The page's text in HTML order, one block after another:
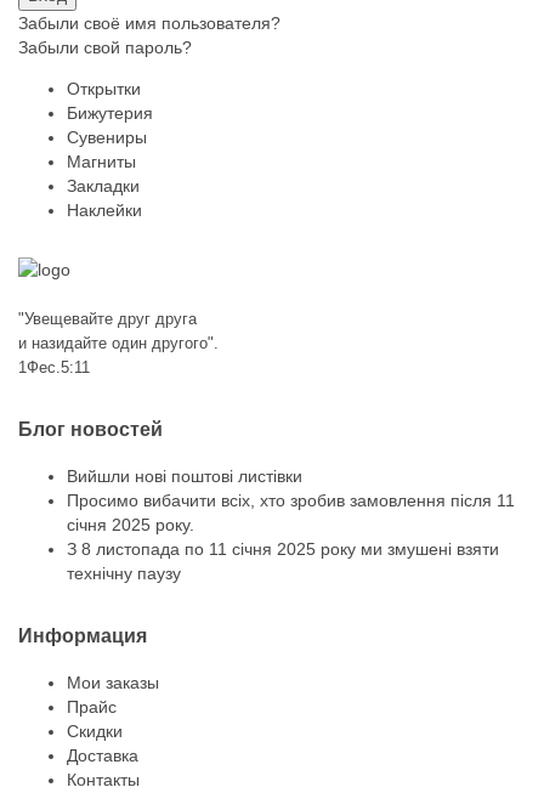
Забыли своё имя пользователя?
Забыли свой пароль?
Открытки
Бижутерия
Сувениры
Магниты
Закладки
Наклейки
"Увещевайте друг друга
и назидайте один другого".
1Фес.5:11
Блог новостей
Вийшли нові поштові листівки
Просимо вибачити всіх, хто зробив замовлення після 11
січня 2025 року.
З 8 листопада по 11 січня 2025 року ми змушені взяти
технічну паузу
Информация
Мои заказы
Прайс
Скидки
Доставка
Контакты